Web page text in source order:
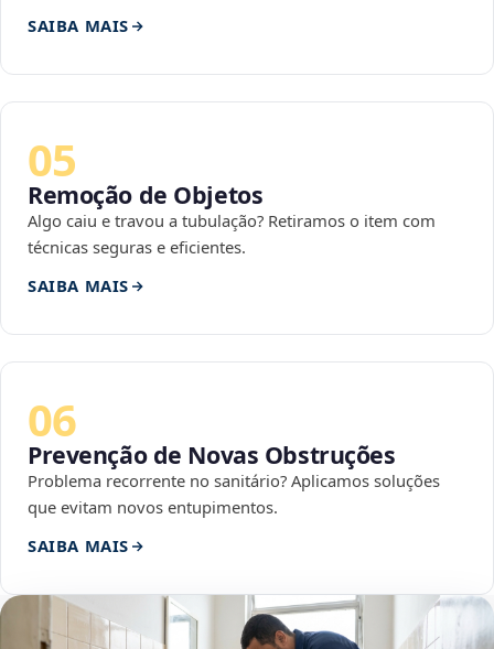
SAIBA MAIS
05
Remoção de Objetos
Algo caiu e travou a tubulação? Retiramos o item com
técnicas seguras e eficientes.
SAIBA MAIS
06
Prevenção de Novas Obstruções
Problema recorrente no sanitário? Aplicamos soluções
que evitam novos entupimentos.
SAIBA MAIS